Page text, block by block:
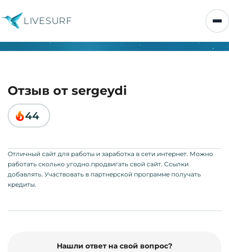
LIVESURF
Отзыв от sergeydi
44
Отличный сайт для работы и заработка в сети интернет. Можно
работать сколько угодно.продвигать свой сайт. Ссылки
добавлять. Участвовать в партнерской программе получать
кредиты.
Нашли ответ на свой вопрос?